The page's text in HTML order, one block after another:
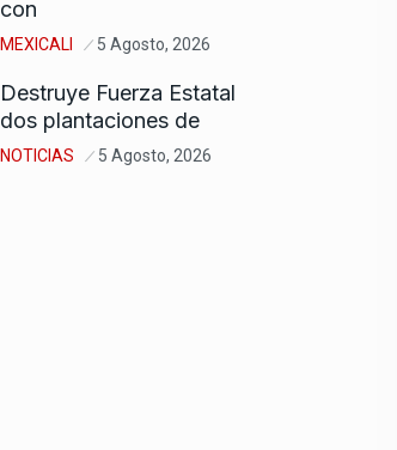
con
MEXICALI 5 Agosto, 2026
Destruye Fuerza Estatal
dos plantaciones de
NOTICIAS 5 Agosto, 2026